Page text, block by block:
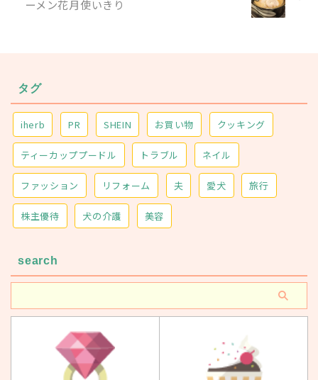
ーメン花月使いきり
タグ
iherb PR SHEIN お買い物 クッキング
ティーカッププードル トラブル ネイル
ファッション リフォーム 夫 愛犬 旅行
株主優待 犬の介護 美容
search